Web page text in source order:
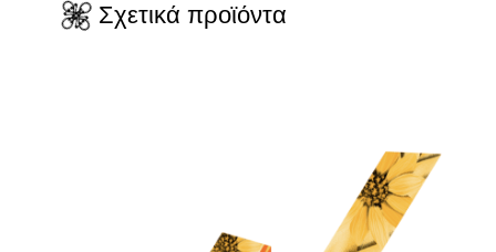
Σχετικά προϊόντα